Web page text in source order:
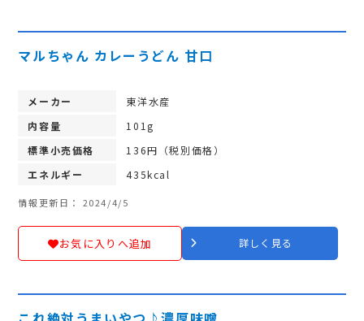
マルちゃん カレーうどん 甘口
メーカー
東洋水産
内容量
101g
標準小売価格
136円（税別価格）
エネルギー
435kcal
情報更新日： 2024/4/5
お気に入りへ追加 詳しく見る